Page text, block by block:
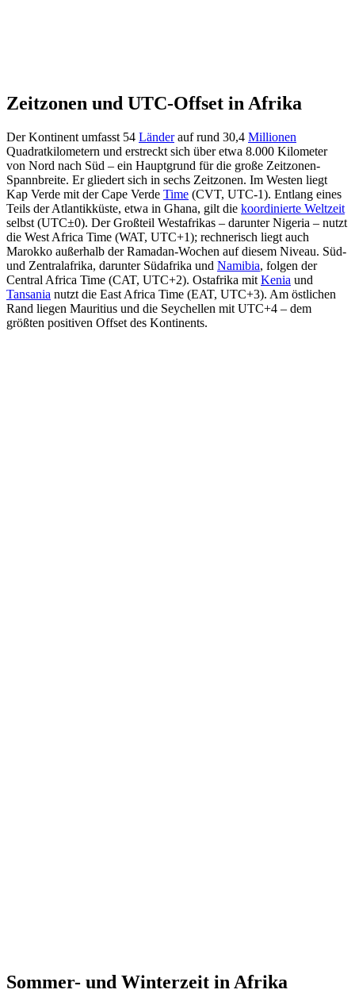
Zeitzonen und UTC-Offset in Afrika
Der Kontinent umfasst 54 Länderauf rund 30,4 Millionen
Quadratkilometern und erstreckt sich über etwa 8.000 Kilometer
von Nord nach Süd – ein Hauptgrund für die große Zeitzonen-
Spannbreite. Er gliedert sich in sechs Zeitzonen. Im Westen liegt
Kap Verde mit der Cape Verde Time (CVT, UTC-1). Entlang eines
Teils der Atlantikküste, etwa in Ghana, gilt die koordinierte Weltzeit
selbst (UTC±0). Der Großteil Westafrikas – darunter Nigeria – nutzt
die West Africa Time (WAT, UTC+1); rechnerisch liegt auch
Marokko außerhalb der Ramadan-Wochen auf diesem Niveau. Süd-
und Zentralafrika, darunter Südafrika und Namibia, folgen der
Central Africa Time (CAT, UTC+2). Ostafrika mit Kenia und
Tansania nutzt die East Africa Time (EAT, UTC+3). Am östlichen
Rand liegen Mauritius und die Seychellen mit UTC+4 – dem
größten positiven Offset des Kontinents.
Sommer- und Winterzeit in Afrika